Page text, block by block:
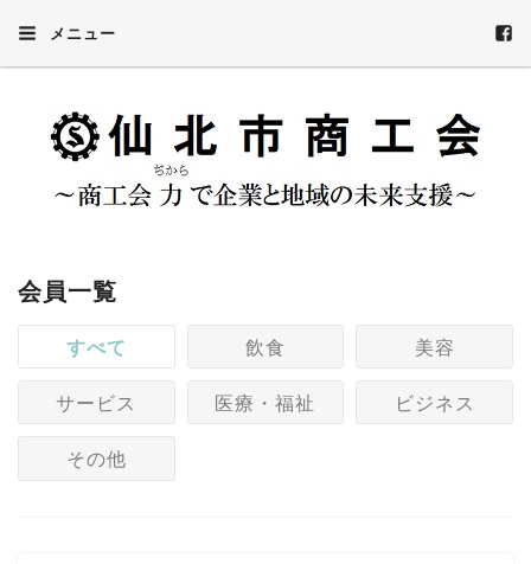
メニュー
会員一覧
すべて 飲食 美容
サービス 医療・福祉 ビジネス
その他